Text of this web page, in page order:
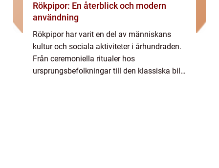
Rökpipor: En återblick och modern
användning
Rökpipor har varit en del av människans
kultur och sociala aktiviteter i århundraden.
Från ceremoniella ritualer hos
ursprungsbefolkningar till den klassiska bild